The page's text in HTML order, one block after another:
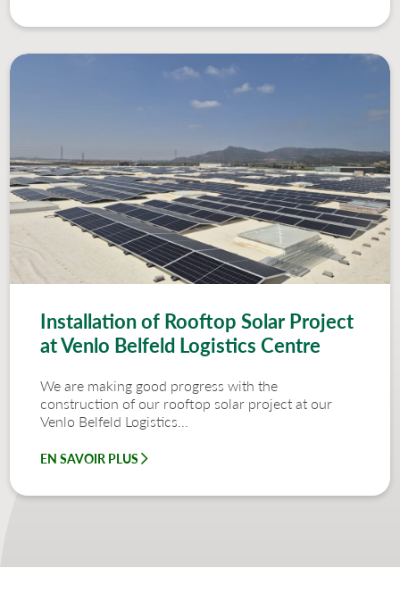
Installation of Rooftop Solar Project
at Venlo Belfeld Logistics Centre
We are making good progress with the
construction of our rooftop solar project at our
Venlo Belfeld Logistics...
EN SAVOIR PLUS